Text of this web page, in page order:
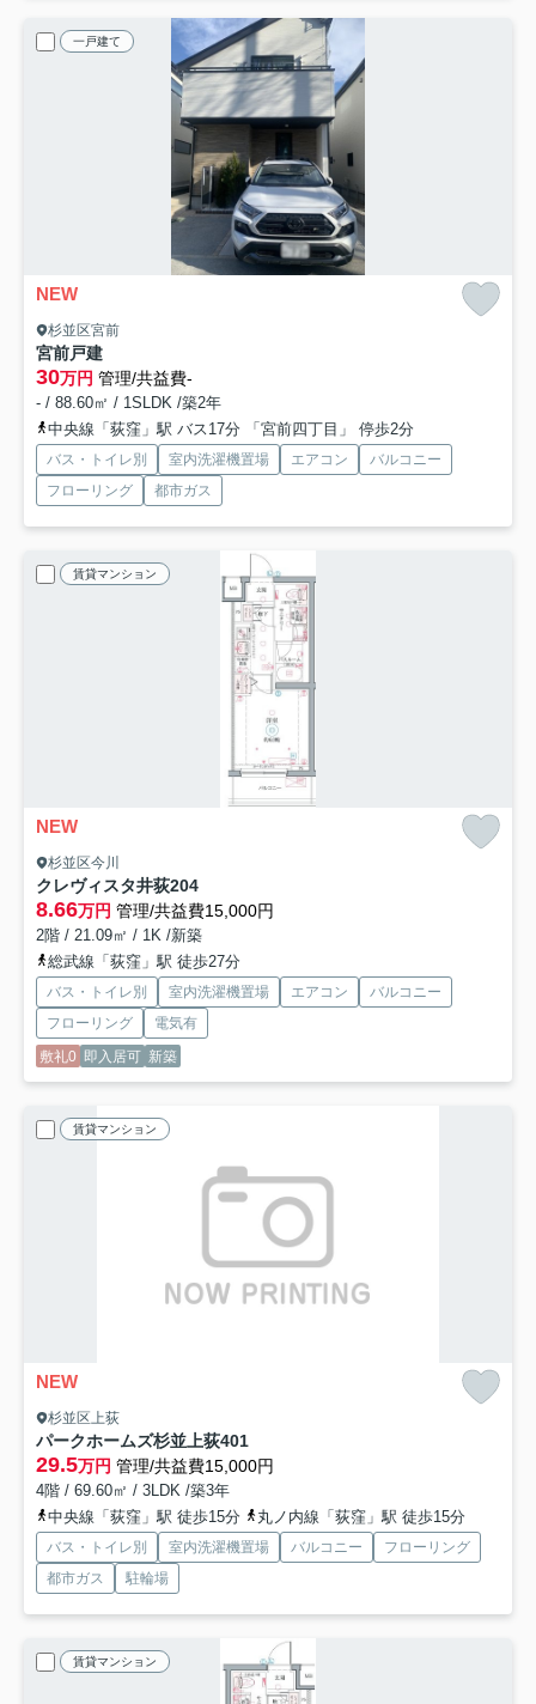
一戸建て
NEW
杉並区宮前
宮前戸建
30万円 管理/共益費-
- / 88.60㎡ / 1SLDK /築2年
中央線「荻窪」駅 バス17分 「宮前四丁目」 停歩2分
バス・トイレ別 室内洗濯機置場 エアコン
バルコニー
フローリング
都市ガス
賃貸マンション
NEW
杉並区今川
クレヴィスタ井荻204
8.66万円 管理/共益費15,000円
2階 / 21.09㎡ / 1K /新築
総武線「荻窪」駅 徒歩27分
バス・トイレ別 室内洗濯機置場 エアコン
バルコニー
フローリング
電気有
敷礼0 即入居可 新築
賃貸マンション
NEW
杉並区上荻
パークホームズ杉並上荻401
29.5万円 管理/共益費15,000円
4階 / 69.60㎡ / 3LDK /築3年
中央線「荻窪」駅 徒歩15分
丸ノ内線「荻窪」駅 徒歩15分
バス・トイレ別 室内洗濯機置場 バルコニー
フローリング
都市ガス
駐輪場
賃貸マンション